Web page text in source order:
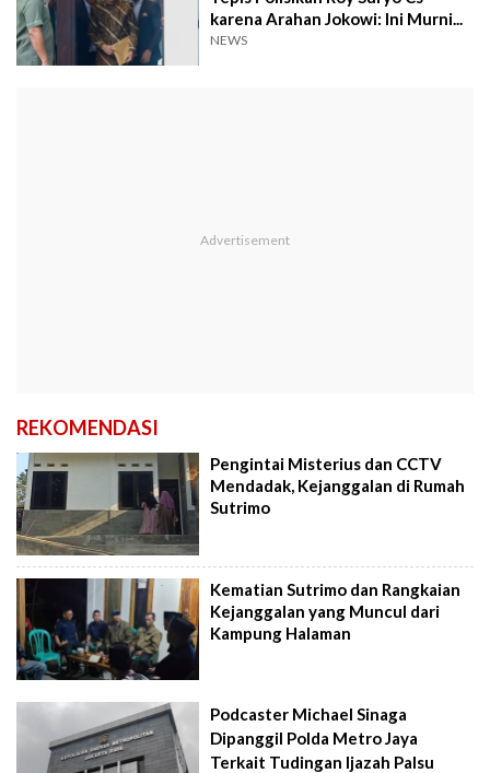
karena Arahan Jokowi: Ini Murni...
NEWS
REKOMENDASI
Pengintai Misterius dan CCTV
Mendadak, Kejanggalan di Rumah
Sutrimo
Kematian Sutrimo dan Rangkaian
Kejanggalan yang Muncul dari
Kampung Halaman
Podcaster Michael Sinaga
Dipanggil Polda Metro Jaya
Terkait Tudingan Ijazah Palsu